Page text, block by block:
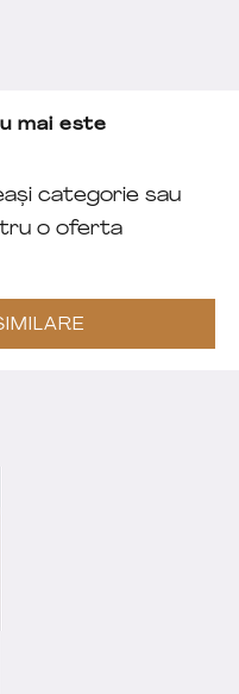
mai este
categorie sau
o oferta